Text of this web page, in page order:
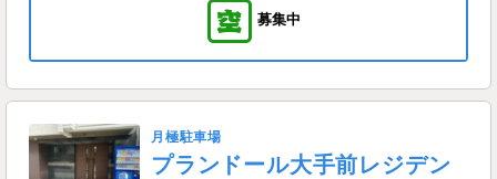
募集中
月極駐車場
プランドール大手前レジデン